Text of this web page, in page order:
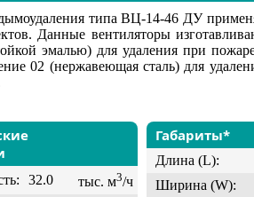
типа ВЦ-14-46 ДУ
Данные вентиляторы
эмалью) для удаления при
02 (нержавеющая сталь) для
32.0 тыс. м3/ч
Габариты*
Длина (L):
Ширина (W):